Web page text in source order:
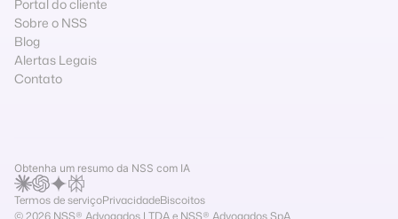
Portal do cliente
Sobre o NSS
Blog
Alertas Legais
Contato
Obtenha um resumo da NSS com IA
Termos de serviçoPrivacidadeBiscoitos